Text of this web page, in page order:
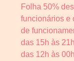
Folha 50%
funcionários e
de
das 15h às
das 12h às